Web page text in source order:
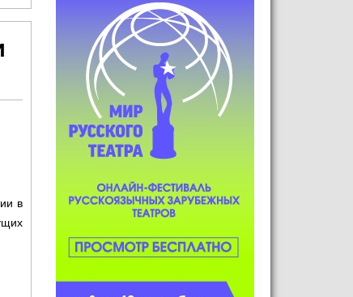
русском» завершился грандиозным Рождественским
концертом
в